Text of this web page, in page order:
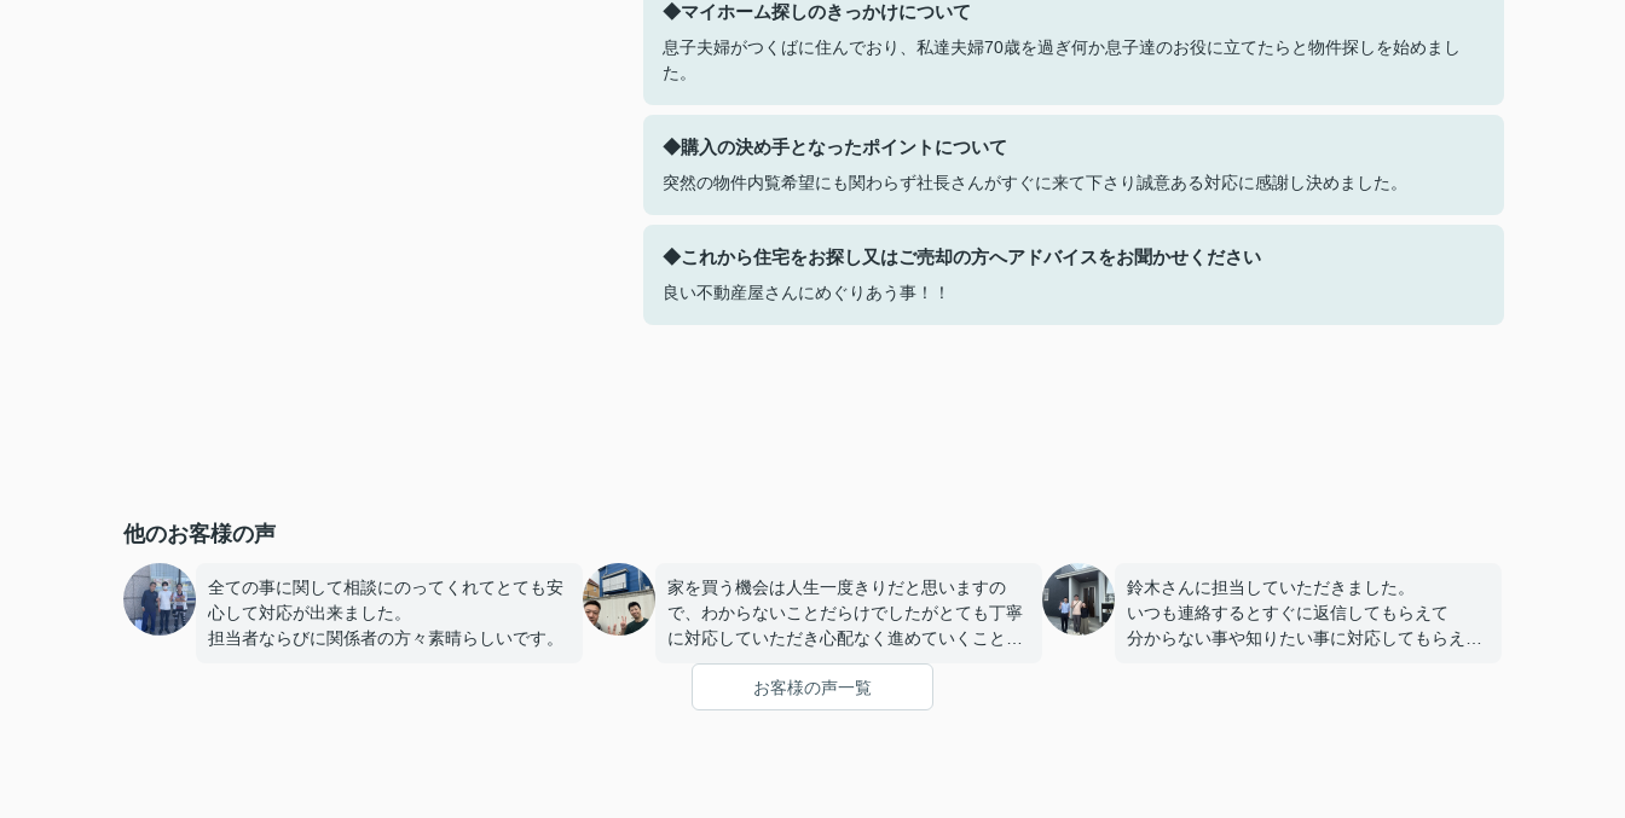
◆マイホーム探しのきっかけについて
息子夫婦がつくばに住んでおり、私達夫婦70歳を過ぎ何か息子達のお役に立てたらと物件探しを始めまし
た。
◆購入の決め手となったポイントについて
突然の物件内覧希望にも関わらず社長さんがすぐに来て下さり誠意ある対応に感謝し決めました。
◆これから住宅をお探し又はご売却の方へアドバイスをお聞かせください
良い不動産屋さんにめぐりあう事！！
他のお客様の声
全ての事に関して相談にのってくれてとても安
心して対応が出来ました。
担当者ならびに関係者の方々素晴らしいです。
家を買う機会は人生一度きりだと思いますの
で、わからないことだらけでしたがとても丁寧
に対応していただき心配なく進めていくことが
できました。
鈴木さんに担当していただきました。
いつも連絡するとすぐに返信してもらえて
分からない事や知りたい事に対応してもらえた
お客様の声一覧